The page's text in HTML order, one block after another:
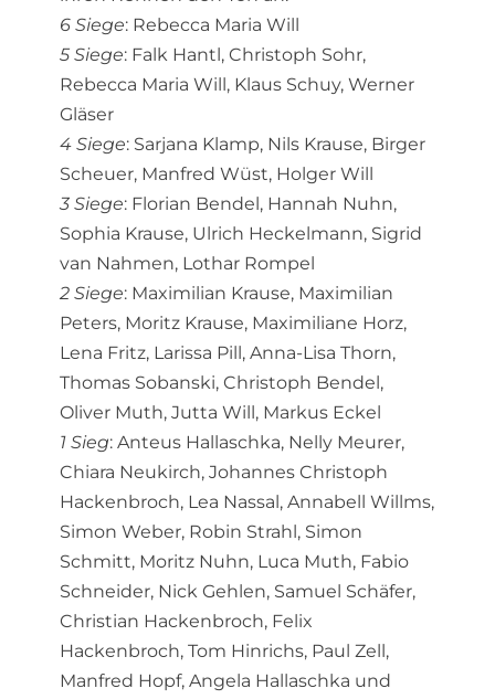
6 Siege: Rebecca Maria Will
5 Siege: Falk Hantl, Christoph Sohr,
Rebecca Maria Will, Klaus Schuy, Werner
Gläser
4 Siege: Sarjana Klamp, Nils Krause, Birger
Scheuer, Manfred Wüst, Holger Will
3 Siege: Florian Bendel, Hannah Nuhn,
Sophia Krause, Ulrich Heckelmann, Sigrid
van Nahmen, Lothar Rompel
2 Siege: Maximilian Krause, Maximilian
Peters, Moritz Krause, Maximiliane Horz,
Lena Fritz, Larissa Pill, Anna-Lisa Thorn,
Thomas Sobanski, Christoph Bendel,
Oliver Muth, Jutta Will, Markus Eckel
1 Sieg: Anteus Hallaschka, Nelly Meurer,
Chiara Neukirch, Johannes Christoph
Hackenbroch, Lea Nassal, Annabell Willms,
Simon Weber, Robin Strahl, Simon
Schmitt, Moritz Nuhn, Luca Muth, Fabio
Schneider, Nick Gehlen, Samuel Schäfer,
Christian Hackenbroch, Felix
Hackenbroch, Tom Hinrichs, Paul Zell,
Manfred Hopf, Angela Hallaschka und